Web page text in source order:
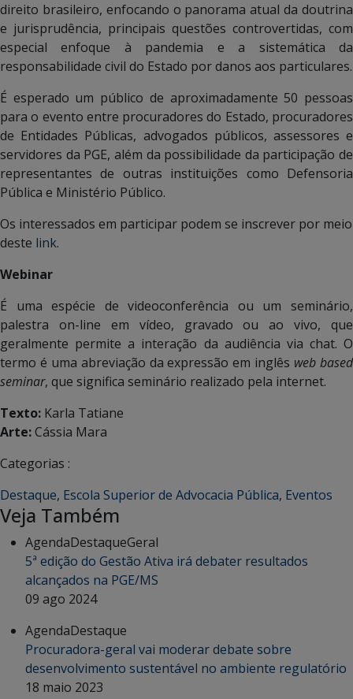
direito brasileiro, enfocando o panorama atual da doutrina
e jurisprudência, principais questões controvertidas, com
especial enfoque à pandemia e a sistemática da
responsabilidade civil do Estado por danos aos particulares.
É esperado um público de aproximadamente 50 pessoas
para o evento entre procuradores do Estado, procuradores
de Entidades Públicas, advogados públicos, assessores e
servidores da PGE, além da possibilidade da participação de
representantes de outras instituições como Defensoria
Pública e Ministério Público.
Os interessados em participar podem se inscrever por meio
deste link.
Webinar
É uma espécie de videoconferência ou um seminário,
palestra on-line em vídeo, gravado ou ao vivo, que
geralmente permite a interação da audiência via chat. O
termo é uma abreviação da expressão em inglês web based
seminar, que significa seminário realizado pela internet.
Texto: Karla Tatiane
Arte:Cássia Mara
Categorias :
Destaque, Escola Superior de Advocacia Pública, Eventos
Veja Também
AgendaDestaqueGeral
5ª edição do Gestão Ativa irá debater resultados
alcançados na PGE/MS
09 ago 2024
AgendaDestaque
Procuradora-geral vai moderar debate sobre
desenvolvimento sustentável no ambiente regulatório
18 maio 2023